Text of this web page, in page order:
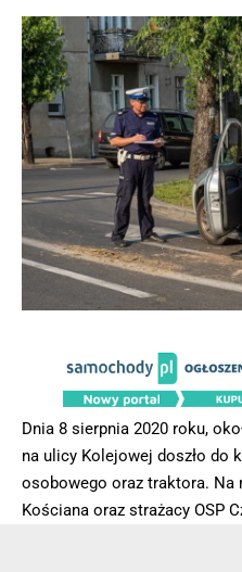
Dnia 8 sierpnia 2020 roku,
na ulicy Kolejowej doszło do
osobowego oraz traktora. Na
Kościana oraz strażacy OSP